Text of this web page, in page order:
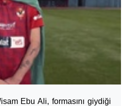
Ebu Ali, formasını giydiği